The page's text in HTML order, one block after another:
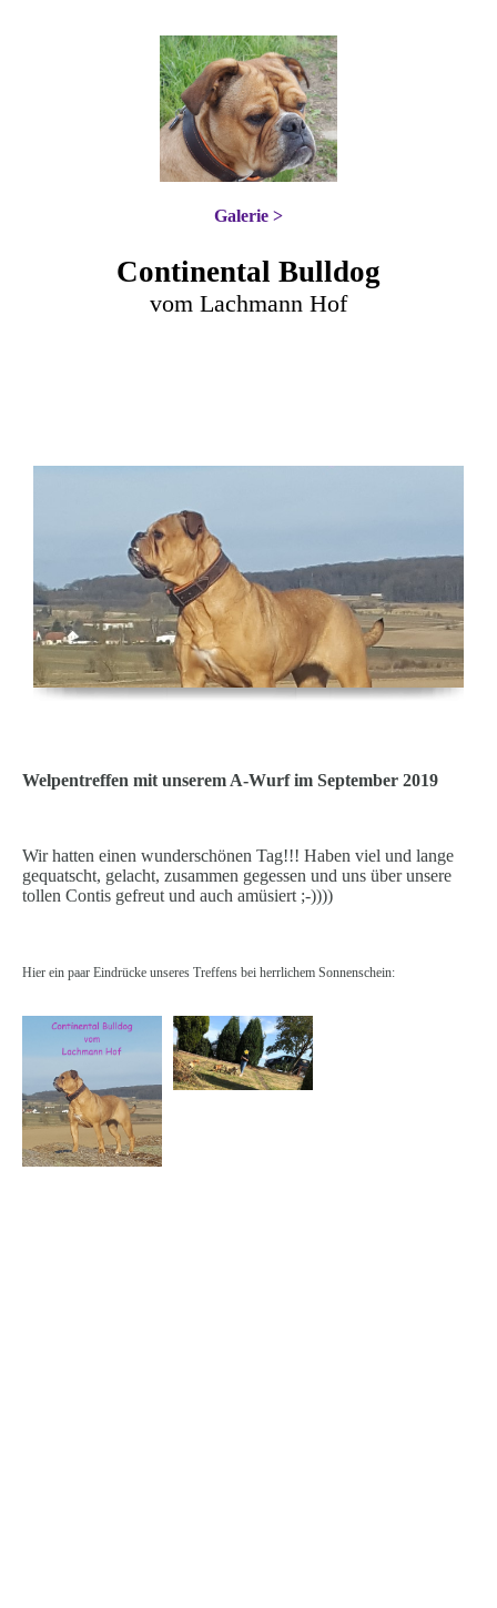
Continental Bulldog
vom Lachmann Hof
Galerie >
Welpentreffen mit unserem A-Wurf im September 2019
Wir hatten einen wunderschönen Tag!!! Haben viel und lange
gequatscht, gelacht, zusammen gegessen und uns über unsere
tollen Contis gefreut und auch amüsiert ;-))))
Hier ein paar Eindrücke unseres Treffens bei herrlichem Sonnenschein: